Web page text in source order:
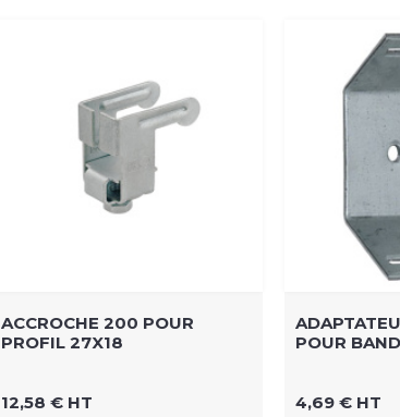
ACCROCHE 200 POUR
PROFIL 27X18
12,58 € HT
POUR
4,69 € HT